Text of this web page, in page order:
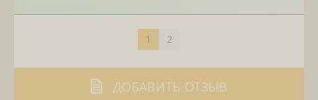
ДОБАВИТЬ ОТЗЫВ
1 2